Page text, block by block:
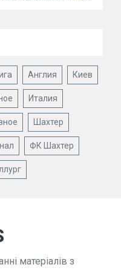
Англия Киев
Италия
Шахтер
ФК Шахтер
матеріалів з